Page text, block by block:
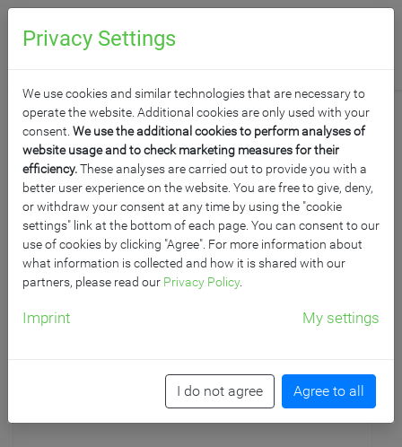
GARDEROBENLEISTEN
Einfach anzubringen, schön anzusehen.
Garderobenleisten eignen sich für alle Räume, in denen
sie entsprechende Wandflächen frei haben und nicht auf
den Platz verzichten möchten, den etwa ein Schrank
Raster /Reihen
Privacy Settings
We use cookies and similar technologies that are necessary to
operate the website. Additional cookies are only used with your
consent. We use the additional cookies to perform analyses of
website usage and to check marketing measures for their
efficiency.These analyses are carried out to provide you with a
better user experience on the website. You are free to give, deny,
or withdraw your consent at any time by using the "cookie
settings" link at the bottom of each page. You can consent to our
use of cookies by clicking "Agree". For more information about
what information is collected and how it is shared with our
partners, please read our Privacy Policy.
Imprint My settings
I do not agree Agree to all